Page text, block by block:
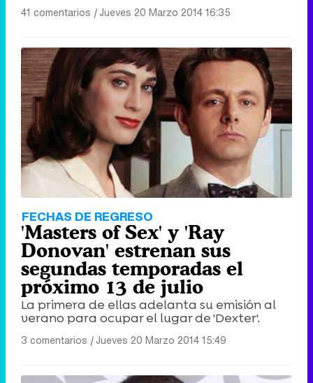
41 comentarios |Jueves 20 Marzo 2014 16:35
FECHAS DE REGRESO
'Masters of Sex' y 'Ray
Donovan' estrenan sus
segundas temporadas el
próximo 13 de julio
La primera de ellas adelanta su emisión al
verano para ocupar el lugar de 'Dexter'.
3 comentarios |Jueves 20 Marzo 2014 15:49